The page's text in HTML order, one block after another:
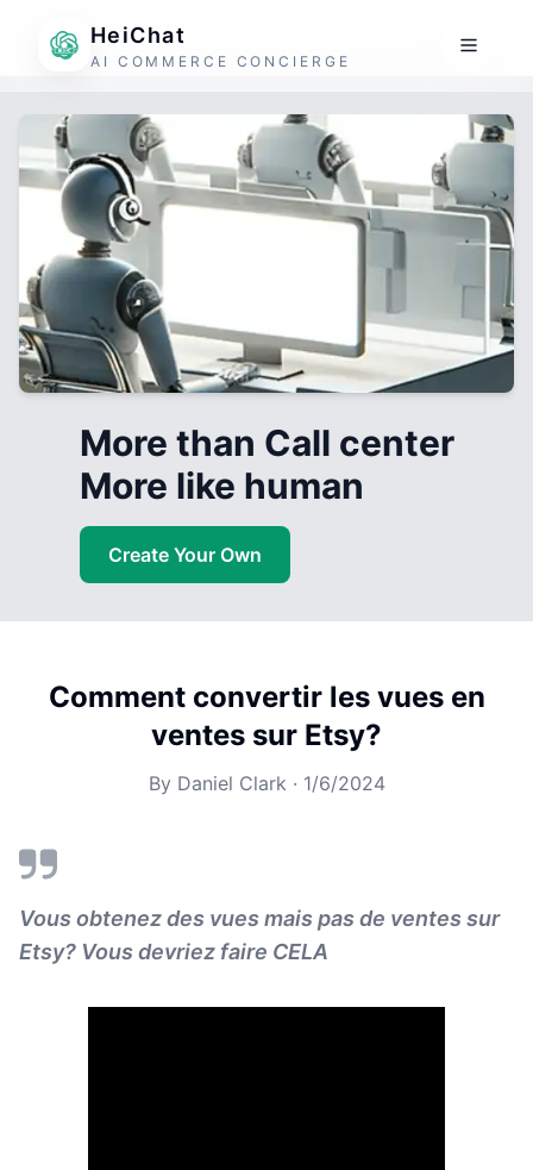
HeiChat
AI COMMERCE CONCIERGE
More than Call center
More like human
Create Your Own
Comment convertir les vues en
ventes sur Etsy?
By Daniel Clark · 1/6/2024
Vous obtenez des vues mais pas de ventes sur
Etsy? Vous devriez faire CELA